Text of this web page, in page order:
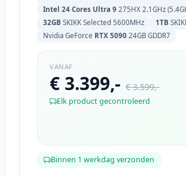
Intel 24 Cores Ultra 9275HX 2.1GHz
32GB SKIKK Selected 5600MHz 1TB
Nvidia GeForce RTX 509024GB GDDR7
VANAF
€ 3.399,- € 3.599,-
Elk product gecontroleerd
Binnen 1 werkdag verzonden